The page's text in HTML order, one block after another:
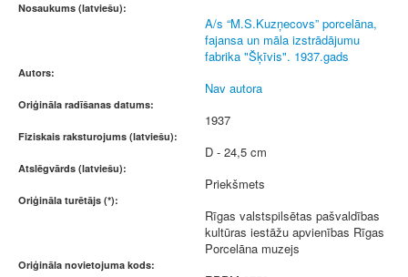
Nosaukums (latviešu):
A/s “M.S.Kuzņecovs” porcelāna,
fajansa un māla izstrādājumu
fabrika "Šķīvis". 1937.gads
Autors:
Nav autora
Oriģināla radīšanas datums:
1937
Fiziskais raksturojums (latviešu):
D - 24,5 cm
Atslēgvārds (latviešu):
Priekšmets
Oriģināla turētājs (*):
Rīgas valstspilsētas pašvaldības
kultūras iestāžu apvienības Rīgas
Porcelāna muzejs
Oriģināla novietojuma kods: